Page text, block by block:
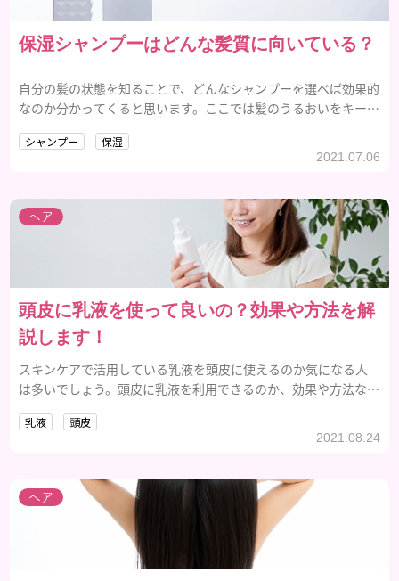
保湿シャンプーはどんな髪質に向いている？
自分の髪の状態を知ることで、どんなシャンプーを選べば効果的
なのか分かってくると思います。ここでは髪のうるおいをキープ
たいと思います。
シャンプー 保湿
2021.07.06
ヘア
頭皮に乳液を使って良いの？効果や方法を解
説します！
スキンケアで活用している乳液を頭皮に使えるのか気になる人
は多いでしょう。頭皮に乳液を利用できるのか、効果や方法など
乳液 頭皮
2021.08.24
ヘア